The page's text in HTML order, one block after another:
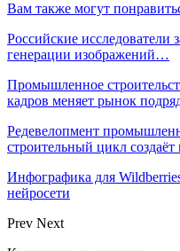
Вам также могут
Российские исследователи
генерации изображений…
Промышленное
кадров меняет рынок
Редевелопмент
строительный цикл
Инфографика для
нейросети
Prev Next